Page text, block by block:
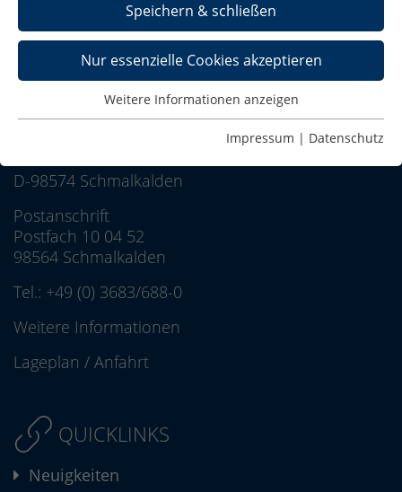
Speichern & schließen
Nur essenzielle Cookies akzeptieren
Weitere Informationen anzeigen
Impressum | Datenschutz
D-98574 Schmalkalden
Postanschrift
Postfach 10 04 52
98564 Schmalkalden
Tel.: +49 (0) 3683/688-0
Weitere Informationen
Lageplan / Anfahrt
QUICKLINKS
Neuigkeiten